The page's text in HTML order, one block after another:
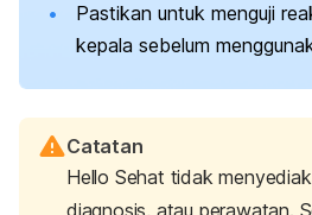
Pastikan untuk menguji
kepala sebelum
Catatan
Hello Sehat tidak
diagnosis, atau perawatan.